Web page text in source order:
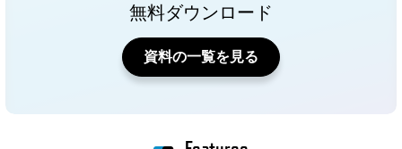
無料ダウンロード
資料の一覧を見る